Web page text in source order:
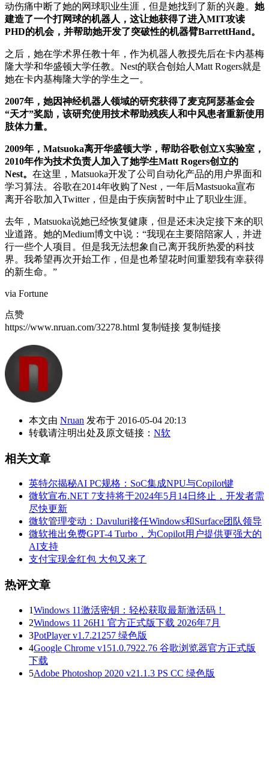
动伤痛中断了她的网球职业生涯，但是她找到了新的兴趣。 她
建造了一个打网球的机器人，这让她获得了进入MIT攻读
PHD的机会，并帮助她开发了突破性的机器臂BarrettHand。
之后，她在学术界任教十年，作为机器人教授先后在卡内基梅
隆大学和华盛顿大学任教。Nest的联合创始人Matt Rogers就是
她在卡内基梅隆大学的学生之一。
2007年，她因神经机器人领域的研究获得了麦克阿瑟基金会
“天才”奖励，该研究使用技术帮助残疾人和中风患者重新使用
肢体力量。
2009年，Matsuoka离开华盛顿大学，帮助谷歌创立X实验室，
2010年作为技术负责人加入了她学生Matt Rogers创立的
Nest。 在这里，Matsuoka开发了公司自动化产品的用户界面和
学习算法。谷歌在2014年收购了Nest，一年后Mastsuoka宣布
离开谷歌加入Twitter，但是由于疾病暂时中止了职业生涯。
去年，Matsuoka说她已经恢复健康，但是还未决定接下来的职
业道路。她的Medium博文中说：“我现在主要陪陪家人，并进
行一些个人项目。但是我无法想象自己离开我所热爱的科技
界。我希望再次开始工作，但是也希望花时间重塑我有幸获得
的新生命。”
via Fortune
点赞
https://www.nruan.com/32278.html 复制链接 复制链接
本文由 Nruan 发布于 2016-05-04 20:13
转载请注明出处及原文链接： N软
相关文章
英特尔揭秘AI PC规格：SoC集成NPU与Copilot键
微软宣布.NET 7支持将于2024年5月14日终止，开发者需
尽快更新
微软管理变动：Davuluri接任Windows和Surface团队领导
微软推出免费GPT-4 Turbo，为Copilot用户提供更强大的
AI支持
支付宝现金红包 大包又来了
热评文章
1Windows 11激活密钥：轻松获取最新激活码！
2Windows 11 26H1 官方正式版下载 2026年7月
3PotPlayer v1.7.21257 绿色版
4Google Chrome v151.0.7922.76 谷歌浏览器官方正式版
下载
5Adobe Photoshop 2020 v21.1.3 PS CC 绿色版